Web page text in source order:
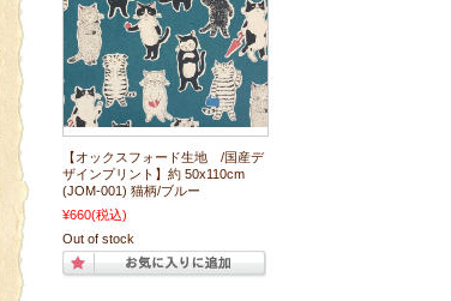
【オックスフォード生地 /国産デ
ザインプリント】約 50x110cm
(JOM-001) 猫柄/ブルー
¥660(税込)
Out of stock